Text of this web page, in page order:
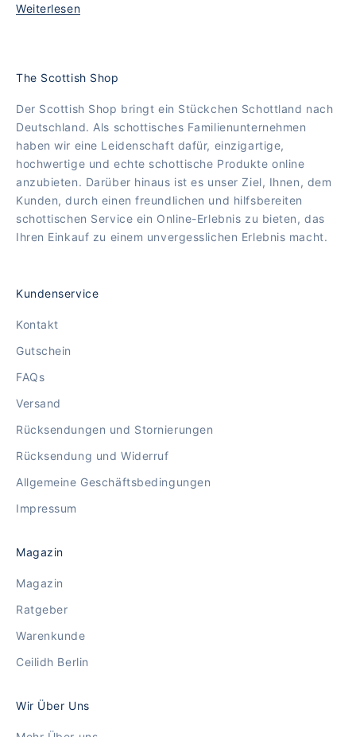
Weiterlesen
The Scottish Shop
Der Scottish Shop bringt ein Stückchen Schottland nach
Deutschland. Als schottisches Familienunternehmen
haben wir eine Leidenschaft dafür, einzigartige,
hochwertige und echte schottische Produkte online
anzubieten. Darüber hinaus ist es unser Ziel, Ihnen, dem
Kunden, durch einen freundlichen und hilfsbereiten
schottischen Service ein Online-Erlebnis zu bieten, das
Ihren Einkauf zu einem unvergesslichen Erlebnis macht.
Kundenservice
Kontakt
Gutschein
FAQs
Versand
Rücksendungen und Stornierungen
Rücksendung und Widerruf
Allgemeine Geschäftsbedingungen
Impressum
Magazin
Magazin
Ratgeber
Warenkunde
Ceilidh Berlin
Wir Über Uns